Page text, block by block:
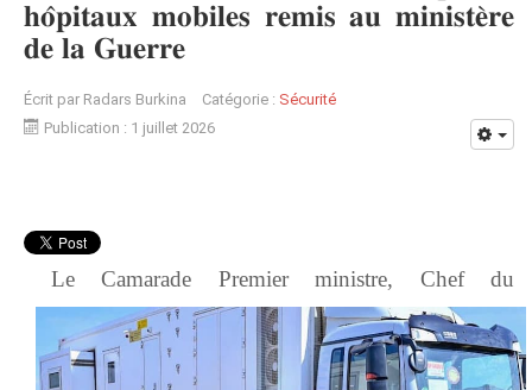
𝐡𝐨̂𝐩𝐢𝐭𝐚𝐮𝐱 𝐦𝐨𝐛𝐢𝐥𝐞𝐬 𝐫𝐞𝐦𝐢𝐬 𝐚𝐮 𝐦𝐢𝐧𝐢𝐬𝐭𝐞̀𝐫𝐞
𝐝𝐞 𝐥𝐚 𝐆𝐮𝐞𝐫𝐫𝐞
Écrit par Radars Burkina Catégorie : Sécurité
Publication : 1 juillet 2026
Le Camarade Premier ministre, Chef du